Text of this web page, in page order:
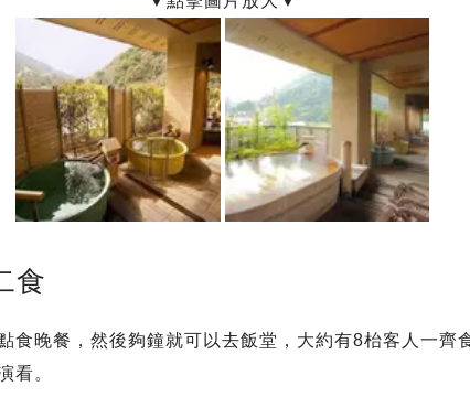
食
食晚餐，然後夠鐘就可以去飯堂，大約有8枱客人一齊
看。